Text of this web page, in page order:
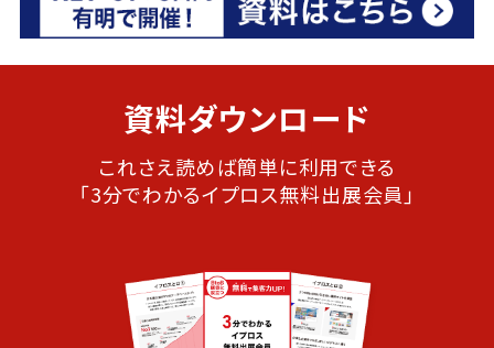
資料ダウンロード
これさえ読めば簡単に利用できる
「3分でわかるイプロス無料出展会員」